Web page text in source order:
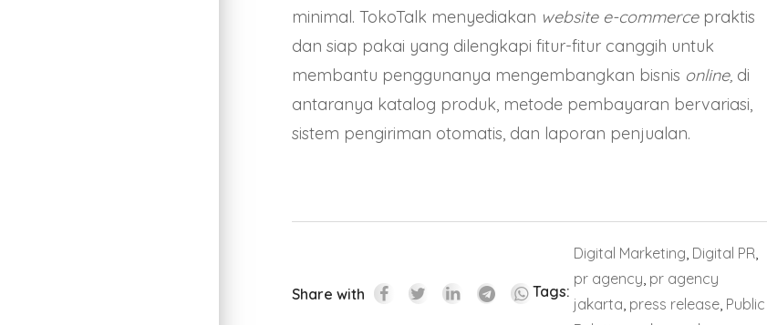
minimal. TokoTalk menyediakan website e-commercepraktis
dan siap pakai yang dilengkapi fitur-fitur canggih untuk
membantu penggunanya mengembangkan bisnis online, di
antaranya katalog produk, metode pembayaran bervariasi,
sistem pengiriman otomatis, dan laporan penjualan.
Share with Tags:
Digital Marketing, Digital PR,
pr agency, pr agency
jakarta, press release, Public